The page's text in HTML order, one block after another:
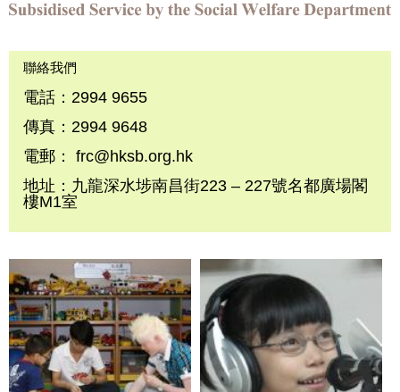
聯絡我們
電話：2994 9655
傳真：2994 9648
電郵： frc@hksb.org.hk
地址：九龍深水埗南昌街223 – 227號名都廣場閣
樓M1室